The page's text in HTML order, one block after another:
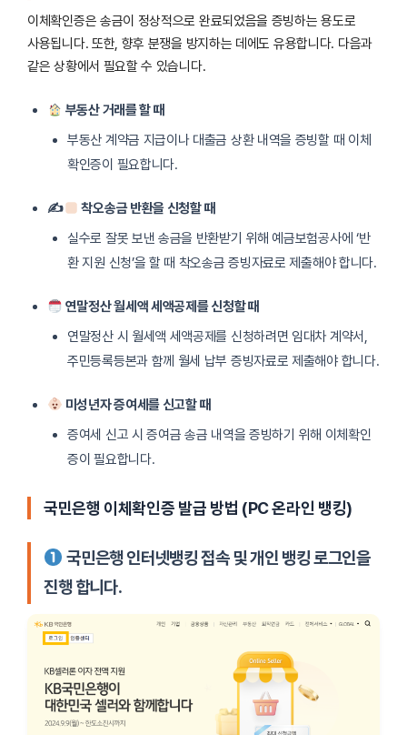
이체확인증은 송금이 정상적으로 완료되었음을 증빙하는 용도로
사용됩니다. 또한, 향후 분쟁을 방지하는 데에도 유용합니다. 다음과
같은 상황에서 필요할 수 있습니다.
부동산 거래를 할 때
부동산 계약금 지급이나 대출금 상환 내역을 증빙할 때 이체
확인증이 필요합니다.
✍
착오송금 반환을 신청할 때
실수로 잘못 보낸 송금을 반환받기 위해 예금보험공사에 ‘반
환 지원 신청’을 할 때 착오송금 증빙자료로 제출해야 합니다.
연말정산 월세액 세액공제를 신청할 때
연말정산 시 월세액 세액공제를 신청하려면 임대차 계약서,
주민등록등본과 함께 월세 납부 증빙자료로 제출해야 합니다.
미성년자 증여세를 신고할 때
증여세 신고 시 증여금 송금 내역을 증빙하기 위해 이체확인
증이 필요합니다.
국민은행 이체확인증 발급 방법 (PC 온라인 뱅킹)
국민은행 인터넷뱅킹 접속 및 개인 뱅킹 로그인을
진행 합니다.